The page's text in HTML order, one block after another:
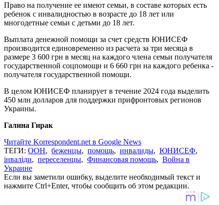
Право на получение ее имеют семьи, в составе которых есть
ребенок с инвалидностью в возрасте до 18 лет или
многодетные семьи с детьми до 18 лет.
Выплата денежной помощи за счет средств ЮНИСЕФ
производится единовременно из расчета за три месяца в
размере 3 600 грн в месяц на каждого члена семьи получателя
государственной соцпомощи и 6 660 грн на каждого ребенка -
получателя государственной помощи.
В целом ЮНИСЕФ планирует в течение 2024 года выделить
450 млн долларов для поддержки прифронтовых регионов
Украины.
Галина Гирак
Читайте Korrespondent.net в Google News
ТЕГИ: ООН, беженцы, помощь, инвалиды, ЮНИСЕФ,
інваліди, переселенцы, Финансовая помощь, Война в
Украине
Если вы заметили ошибку, выделите необходимый текст и
нажмите Ctrl+Enter, чтобы сообщить об этом редакции.